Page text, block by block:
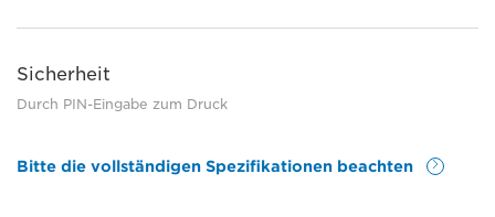
Sicherheit
Durch PIN-Eingabe zum Druck
Bitte die vollständigen Spezifikationen beachten